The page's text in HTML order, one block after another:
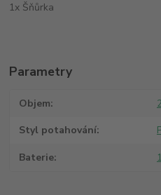
1x Šňůrka
Parametry
Objem
Styl potahování
Baterie